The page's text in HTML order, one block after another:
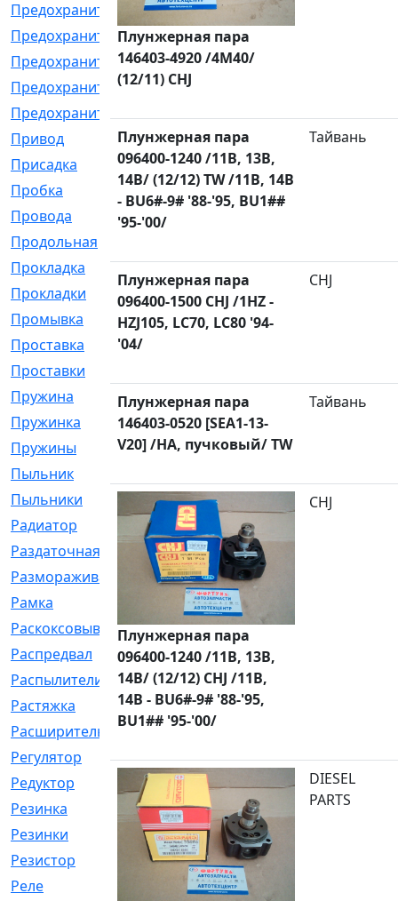
Предохранитель
[32]
Предохранитель_б
[18]
Предохранитель_м
[21]
Предохранитель_фл.[13]
Предохранительная
[2]
Привод
[198]
Присадка
[2]
Пробка
[1]
Провода
[231]
Продольная
Прокладка
[2726]
Прокладки
[25]
Промывка
[13]
Проставка
Проставки
Пружина
[23]
Пружинка
[1]
Пружины
[326]
Пыльник
Пыльники
[5]
Радиатор
[916]
Раздаточная
[1]
Размораживатель
[1]
Рамка
[29]
Раскоксовывание
[4]
Распредвал
[41]
Распылители
[226]
Растяжка
[1]
Расширительный
[9]
Регулятор
[5]
Редуктор
[17]
Резинка
[15]
Резинки
[6]
Резистор
[1]
Реле
[20]
Плунжерная пара
146403-4920 /4M40/
(12/11) CHJ
Плунжерная пара
096400-1240 /11B, 13B,
14B/ (12/12) TW /11B, 14B
- BU6#-9# '88-'95, BU1##
'95-'00/
Тайвань
Плунжерная пара
096400-1500 CHJ /1HZ -
HZJ105, LC70, LC80 '94-
'04/
CHJ
Плунжерная пара
146403-0520 [SEA1-13-
V20] /HA, пучковый/ TW
Тайвань
Плунжерная пара
096400-1240 /11B, 13B,
14B/ (12/12) CHJ /11B,
14B - BU6#-9# '88-'95,
BU1## '95-'00/
CHJ
DIESEL
PARTS